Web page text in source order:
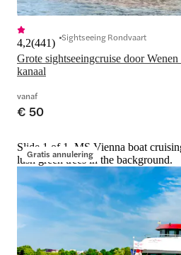
Grote sightseeingcruise door
kanaal
4,2(441) Sightseeing Rondvaart
vanaf
€ 50
Gratis annulering
Slide 1 of 1, MS Vienna boat
lush green trees in the background.